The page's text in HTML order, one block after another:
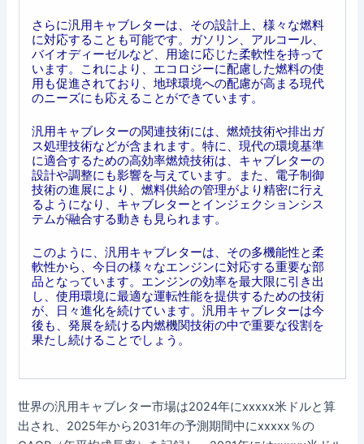
さらに汎用キャブレターは、その設計上、様々な燃料
に対応することも可能です。ガソリン、アルコール、
バイオディーゼルなど、用途に応じた柔軟性を持って
います。これにより、エコロジーに配慮した燃料の使
用も促進されており、地球環境への配慮が高まる現代
のニーズにも応えることができています。
汎用キャブレターの関連技術には、燃焼技術や排出ガ
ス処理技術などが含まれます。特に、現代の環境基準
に適合するための高効率燃焼技術は、キャブレターの
設計や調整にも影響を与えています。また、電子制御
技術の進展により、燃料供給の管理がより精密に行え
るようになり、キャブレターとインジェクションシス
テムが融合する動きも見られます。
このように、汎用キャブレターは、その多機能性と柔
軟性から、今日の様々なエンジンに対応する重要な部
品となっています。エンジンの効率を最大限に引き出
し、使用環境に最適な運転性能を提供するための技術
が、日々進化を続けています。汎用キャブレターは今
後も、発展を続ける内燃機関技術の中で重要な役割を
果たし続けることでしょう。
世界の汎用キャブレター市場は2024年にxxxxx米ドルと算
出され、2025年から2031年の予測期間中にxxxxx％の